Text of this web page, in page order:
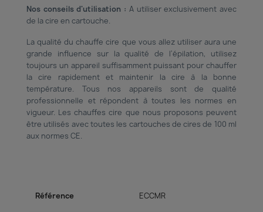
Nos conseils d'utilisation : A utiliser exclusivement avec
de la cire en cartouche.
La qualité du chauffe cire que vous allez utiliser aura une
grande influence sur la qualité de l'épilation, utilisez
toujours un appareil suffisamment puissant pour chauffer
la cire rapidement et maintenir la cire à la bonne
température. Tous nos appareils sont de qualité
professionnelle et répondent à toutes les normes en
vigueur. Les chauffes cire que nous proposons peuvent
être utilisés avec toutes les cartouches de cires de 100 ml
aux normes CE.
Référence ECCMR